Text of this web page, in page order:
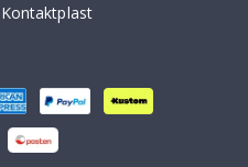
Kontaktplast